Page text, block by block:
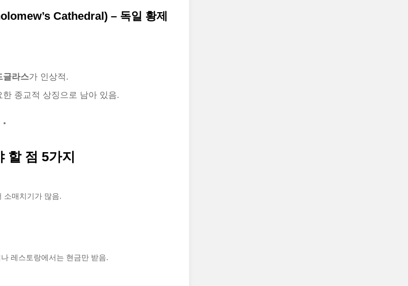
Cathedral) – 독일 황제
글라스가 인상적.
종교적 상징으로 남아 있음.
할 점 5가지
소매치기가 많음.
레스토랑에서는 현금만 받음.